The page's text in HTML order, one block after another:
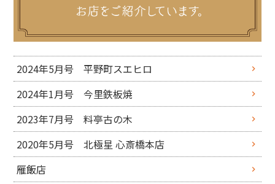
2024年5月号 平野町スエヒロ
2024年1月号 今里鉄板焼
2023年7月号 料亭古の木
2020年5月号 北極星 心斎橋本店
雁飯店